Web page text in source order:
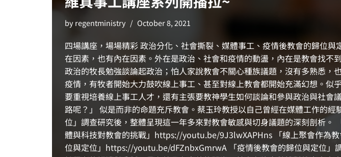
byregentministry October 8, 2021
四場講座，場場精彩 政治分化、社會撕裂、媒體事工、疫情後教會的歸位
在因素，也有內在因素。外在是政治、社會和疫情的動盪，內在是教會找
政治的牧長勉強談論起政治；怕人家說教會不關心種族議題，沒有多熟悉
疫情，有牧者開始大力鼓吹線上事工、甚至對線上教會都開始充滿幻想。
要重視培養線上事工人才，還有主張要教神學生如何談論和參與政治與社
路呢？」 似是而非的命題充斥教會。蔡玉玲教授以自己曾經在媒體工作的
位」調查研究後，整體呈現這一年多來對教會敏感與切身議題的深刻剖析
體與科技對教會的挑戰」https://youtu.be/9J3lwXAPHns 「線上聚會作為
位與定位」https://youtu.be/dFZnbxGmrwA 「疫情後教會的歸位與定位」